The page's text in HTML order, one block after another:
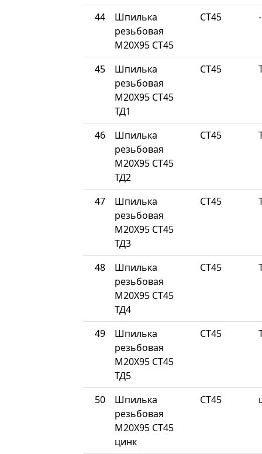
44
Шпилька
резьбовая
М20Х95 СТ45
СТ45 -
45
Шпилька
резьбовая
М20Х95 СТ45
ТД1
СТ45
46
Шпилька
резьбовая
М20Х95 СТ45
ТД2
СТ45
47
Шпилька
резьбовая
М20Х95 СТ45
ТД3
СТ45
48
Шпилька
резьбовая
М20Х95 СТ45
ТД4
СТ45
49
Шпилька
резьбовая
М20Х95 СТ45
ТД5
СТ45
50
Шпилька
резьбовая
М20Х95 СТ45
цинк
СТ45